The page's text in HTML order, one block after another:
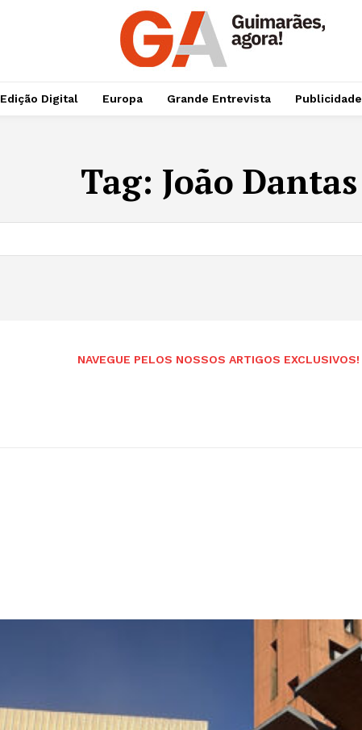
Edição Digital Europa Grande Entrevista Publicidade
Tag: João Dantas
NAVEGUE PELOS NOSSOS ARTIGOS EXCLUSIVOS!